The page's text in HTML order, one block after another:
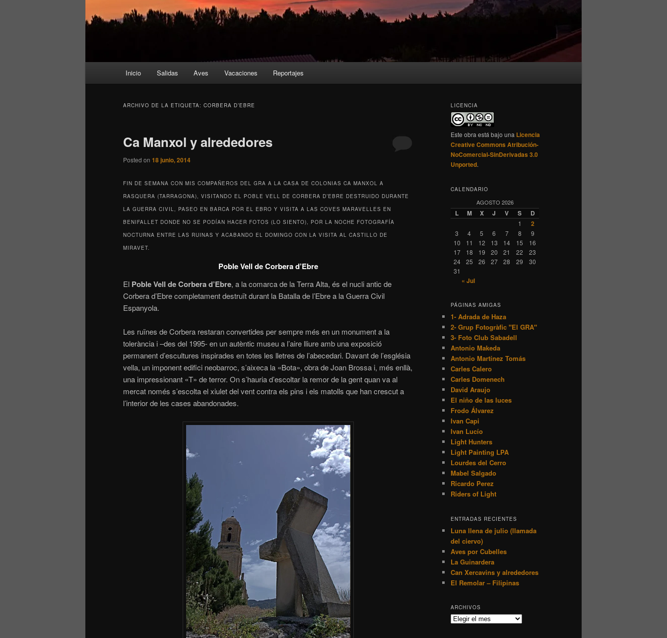
Inicio Salidas Aves Vacaciones Reportajes
ARCHIVO DE LA ETIQUETA: CORBERA D’EBRE
Ca Manxol y alrededores
Posted on 18 junio, 2014
FIN DE SEMANA CON MIS COMPAÑEROS DEL GRA A LA CASA DE COLONIAS CA MANXOL A
RASQUERA (TARRAGONA), VISITANDO EL POBLE VELL DE CORBERA D’EBRE DESTRUIDO DURANTE
LA GUERRA CIVIL, PASEO EN BARCA POR EL EBRO Y VISITA A LAS COVES MARAVELLES EN
BENIFALLET DONDE NO SE PODÍAN HACER FOTOS (LO SIENTO), POR LA NOCHE FOTOGRAFÍA
NOCTURNA ENTRE LAS RUINAS Y ACABANDO EL DOMINGO CON LA VISITA AL CASTILLO DE
MIRAVET.
Poble Vell de Corbera d’Ebre
El Poble Vell de Corbera d’Ebre, a la comarca de la Terra Alta, és el nucli antic de
Corbera d’Ebre completament destruït durant la Batalla de l’Ebre a la Guerra Civil
Espanyola.
Les ruïnes de Corbera restaran convertides per sempre més en un monument a la
tolerància i –des del 1995- en un autèntic museu a l’aire lliure amb una exposició
permanent d’escultures inspirades en totes les lletres de l’abecedari. Davant de l’església
vella, un imponent edifici neobarroc, s’aixeca la «Bota», obra de Joan Brossa i, més enllà,
una impressionant «T» de terror. On s’hauria d’escoltar la remor de la gent quan va al
mercat només s’escolta el xiulet del vent contra els pins i els matolls que han crescut a
l’interior de les cases abandonades.
LICENCIA
Este obra está bajo una Licencia
Creative Commons Atribución-
NoComercial-SinDerivadas 3.0
Unported.
CALENDARIO
AGOSTO 2026
L M X J V S D
1 2
3 4 5 6 7 8
9
10
11 12 13 14 15
16
17
18 19 20 21 22
23
24
25 26 27 28 29
30
31
« Jul
PÁGINAS AMIGAS
1- Adrada de Haza
2- Grup Fotogràfic "El GRA"
3- Foto Club Sabadell
Antonio Makeda
Antonio Martínez Tomás
Carles Calero
Carles Domenech
David Araujo
El niño de las luces
Frodo Álvarez
Ivan Capi
Ivan Lucío
Light Hunters
Light Painting LPA
Lourdes del Cerro
Mabel Salgado
Ricardo Perez
Riders of Light
ENTRADAS RECIENTES
Luna llena de julio (llamada
del ciervo)
Aves por Cubelles
La Guinardera
Can Xercavins y alrededores
El Remolar – Filipinas
ARCHIVOS
Archivos